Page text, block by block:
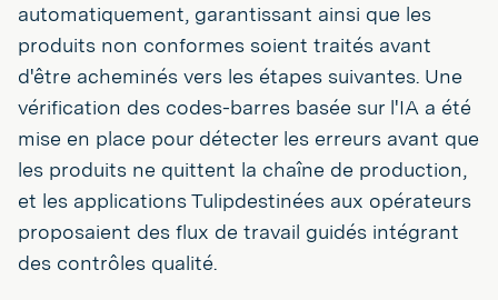
automatiquement, garantissant ainsi que les
produits non conformes soient traités avant
d'être acheminés vers les étapes suivantes. Une
vérification des codes-barres basée sur l'IA a été
mise en place pour détecter les erreurs avant que
les produits ne quittent la chaîne de production,
et les applications Tulipdestinées aux opérateurs
proposaient des flux de travail guidés intégrant
des contrôles qualité.